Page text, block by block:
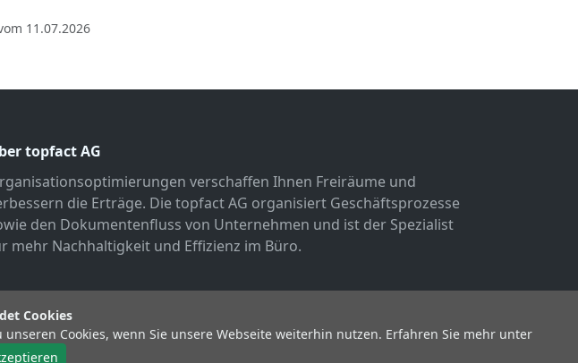
11.07.2026
topfact AG
verschaffen Ihnen Freiräume und
die Erträge. Die topfact AG organisiert Geschäftsprozesse
den Dokumentenfluss von Unternehmen und ist der Spezialist
mehr Nachhaltigkeit und Effizienz im Büro.
AG
Cookies
Cookies, wenn Sie unsere Webseite weiterhin nutzen. Erfahren Sie mehr unter